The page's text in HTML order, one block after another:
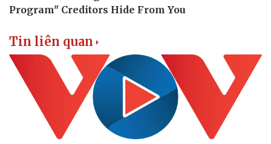
Tin liên quan